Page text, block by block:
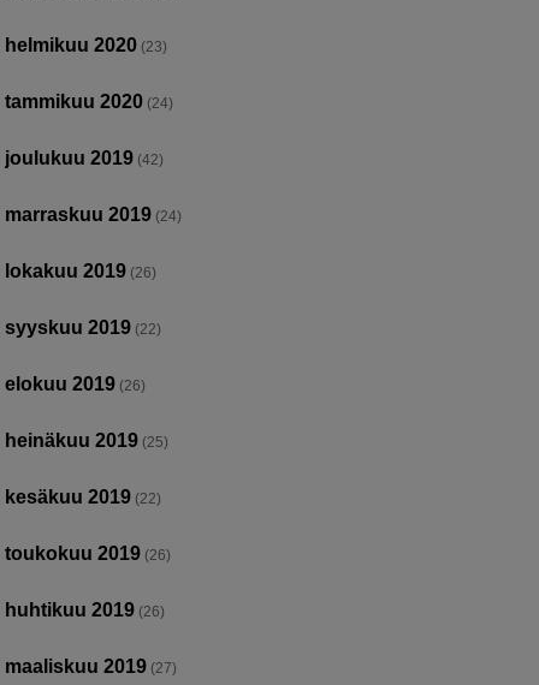
helmikuu 2020 (23)
tammikuu 2020 (24)
joulukuu 2019 (42)
marraskuu 2019 (24)
lokakuu 2019 (26)
syyskuu 2019 (22)
elokuu 2019 (26)
heinäkuu 2019 (25)
kesäkuu 2019 (22)
toukokuu 2019 (26)
huhtikuu 2019 (26)
maaliskuu 2019 (27)